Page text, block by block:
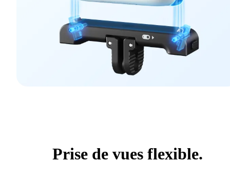
Prise de vues flexible.